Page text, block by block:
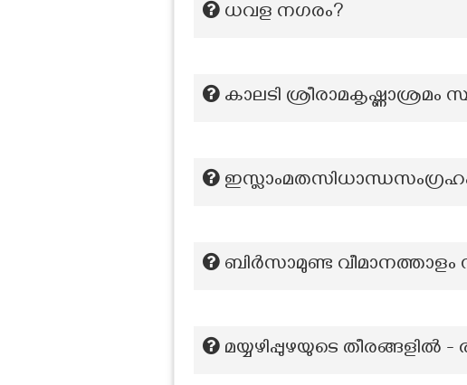
ധവള നഗരം?
കാലടി ശ്രീരാമകൃഷ്ണാശ്രമം
ബിര്‍സാമുണ്ട വീമാനത്താളം
മയ്യഴിപ്പുഴയുടെ തീരങ്ങളില്‍ -